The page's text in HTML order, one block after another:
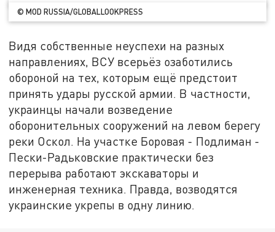
© MOD RUSSIA/GLOBALLOOKPRESS
Видя собственные неуспехи на разных
направлениях, ВСУ всерьёз озаботились
обороной на тех, которым ещё предстоит
принять удары русской армии. В частности,
украинцы начали возведение
оборонительных сооружений на левом берегу
реки Оскол. На участке Боровая - Подлиман -
Пески-Радьковские практически без
перерыва работают экскаваторы и
инженерная техника. Правда, возводятся
украинские укрепы в одну линию.